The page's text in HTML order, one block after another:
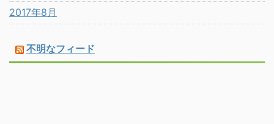
2017年8月
不明なフィード